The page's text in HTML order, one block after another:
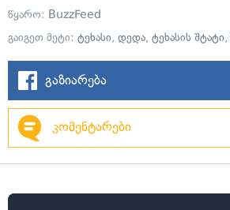
წყარო: BuzzFeed
გაიგეთ მეტი: ტეხასი, დედა, ტეხასის შტატი,
გაზიარება
კომენტარები